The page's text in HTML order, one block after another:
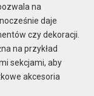
na
daje
czy dekoracji.
na przykład
sekcjami, aby
akcesoria